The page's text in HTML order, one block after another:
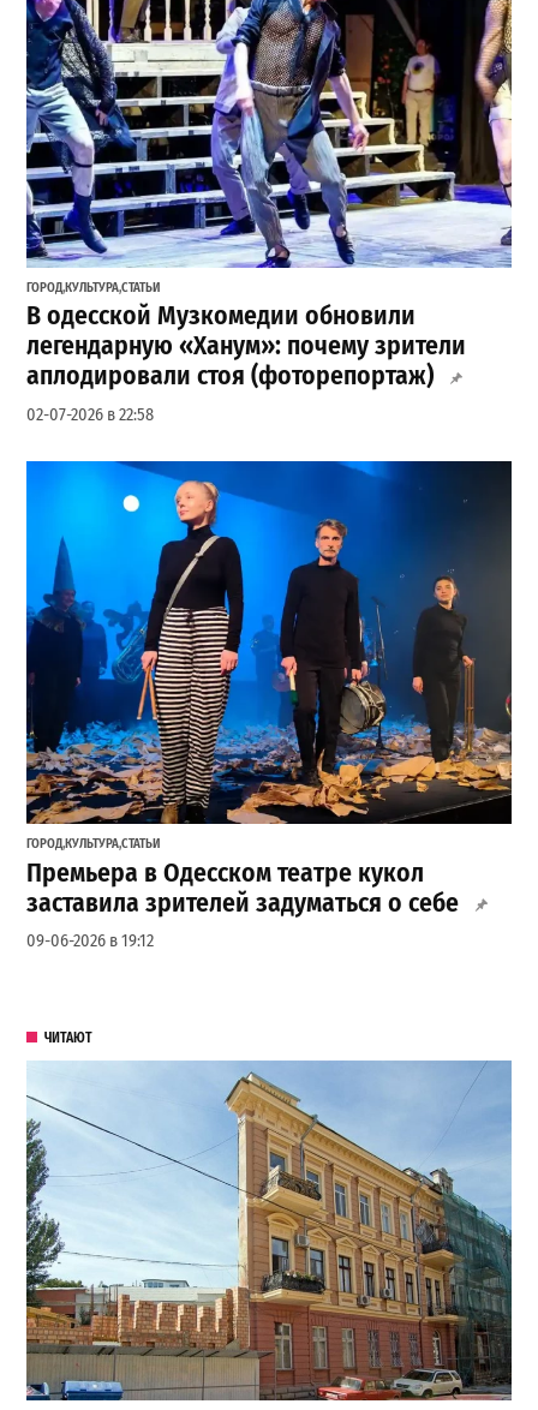
ГОРОД,КУЛЬТУРА,СТАТЬИ
В одесской Музкомедии обновили
легендарную «Ханум»: почему зрители
аплодировали стоя (фоторепортаж)
02-07-2026 в 22:58
ГОРОД,КУЛЬТУРА,СТАТЬИ
Премьера в Одесском театре кукол
заставила зрителей задуматься о себе
09-06-2026 в 19:12
ЧИТАЮТ